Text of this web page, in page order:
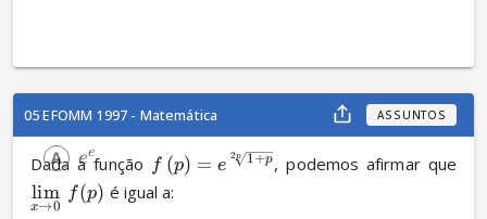
05 EFOMM 1997 - Matemática ASSUNTOS
Dada a função f (p) = e
2p 1+p, podemos afirmar que
x→0
lim f(p) é igual a:
ee